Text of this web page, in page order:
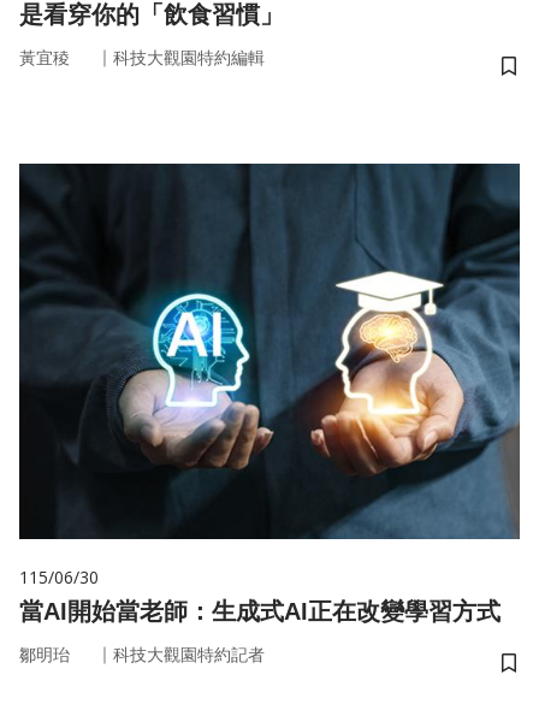
是看穿你的「飲食習慣」
黃宜稜 ｜ 科技大觀園特約編輯
儲
115/06/30
當AI開始當老師：生成式AI正在改變學習方式
鄒明珆 ｜ 科技大觀園特約記者
儲